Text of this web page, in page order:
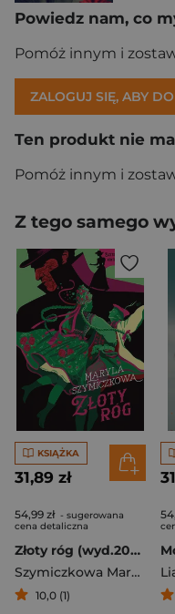
Powiedz nam, co
Pomóż innym i
ZALOGUJ SIĘ, ABY
Ten produkt nie
Pomóż innym i
Z tego samego
KSIĄŻKA
31,89 zł
54,99 zł - sugerowana
cena detaliczna
Złoty róg (wyd.2026)
Szymiczkowa Maryla
10,0 (1)